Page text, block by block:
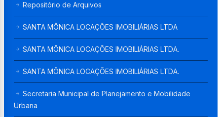
Repositório de Arquivos
SANTA MÔNICA LOCAÇÕES IMOBILIÁRIAS LTDA
SANTA MÔNICA LOCAÇÕES IMOBILIÁRIAS LTDA.
SANTA MÔNICA LOCAÇÕES IMOBILIÁRIAS LTDA.
Secretaria Municipal de Planejamento e Mobilidade
Urbana